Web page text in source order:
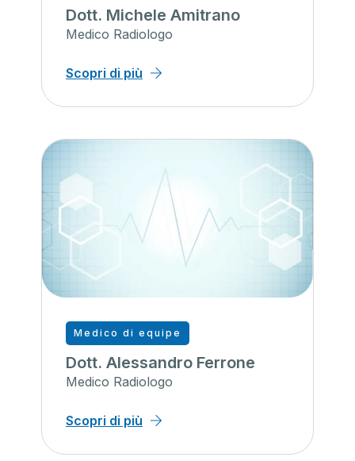
Dott. Michele Amitrano
Medico Radiologo
Scopri di più
Medico di equipe
Dott. Alessandro Ferrone
Medico Radiologo
Scopri di più